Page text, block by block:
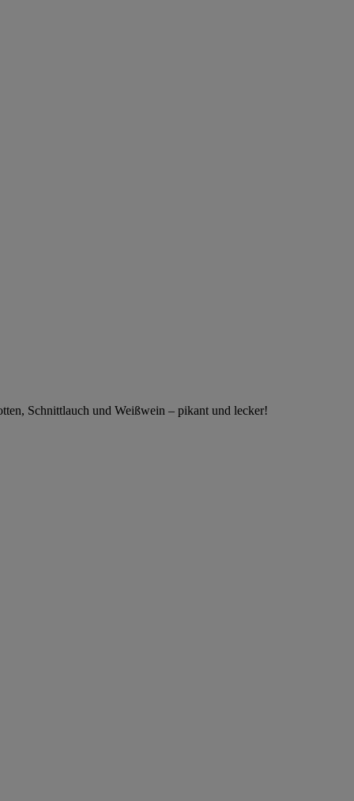
Schnittlauch und Weißwein – pikant und lecker!